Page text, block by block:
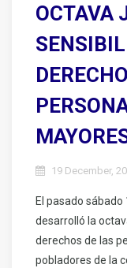
OCTAVA
19 December,
El pasado
desarrolló la
derechos de las
pobladores de la